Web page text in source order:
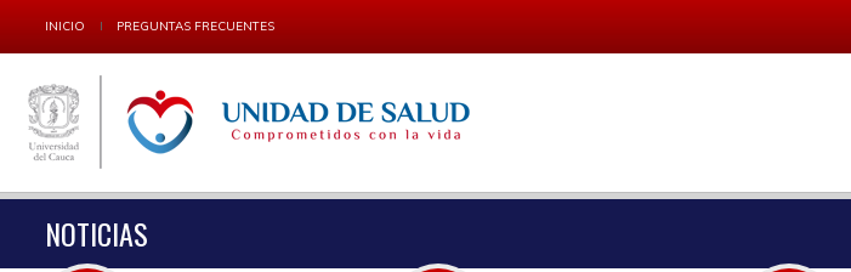
INICIO PREGUNTAS FRECUENTES
NOTICIAS